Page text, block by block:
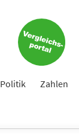
Politik Zahlen